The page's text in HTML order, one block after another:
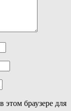
этом браузере для